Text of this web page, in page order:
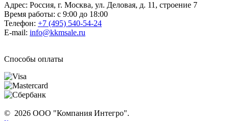
Адрес: Россия, г. Москва, ул. Деловая, д. 11, строение 7
Время работы: с 9:00 до 18:00
Телефон: +7 (495) 540-54-24
E-mail: info@kkmsale.ru
Способы оплаты
© 2026 ООО "Компания Интегро".